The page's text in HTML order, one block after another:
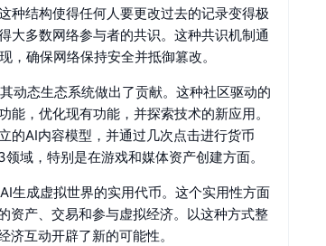
种结构使得任何人要更改过去的记录变得极
大多数网络参与者的共识。这种共识机制通
确保网络保持安全并抵御篡改。
动态生态系统做出了贡献。这种社区驱动的
，优化现有功能，并探索技术的新应用。
的AI内容模型，并通过几次点击进行货币
域，特别是在游戏和媒体资产创建方面。
生成虚拟世界的实用代币。这个实用性方面
资产、交易和参与虚拟经济。以这种方式整
互动开辟了新的可能性。